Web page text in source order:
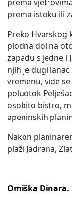
prema
prema istoku ili
Preko Hvarskog
plodna dolina
zapadu s jedne i
njih je dugi
vremenu, vide
poluotok
osobito bistro,
apeninskih
Nakon
plaži Jadrana,
Omiška Dinara.